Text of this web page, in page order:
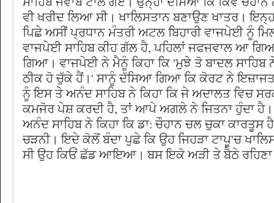
ਵੀ ਖਰੀਦ ਲਿਆ ਸੀ। ਖਾਲਿਸਤਾਨ ਬਣਾਉਣ ਖਾਤਰ।
ਪਿਛੇ ਅਸੀਂ ਪ੍ਰਧਾਨ ਮੰਤਰੀ ਅਟਲ ਬਿਹਾਰੀ ਵਾਜਪੇਈ ਨੂੰ
ਵਾਜਪੇਈ ਸਾਹਿਬ ਕੀਹ ਗੱਲ ਹੈ, ਪਹਿਲਾਂ ਜਫਜਵਾਲ ਆ
ਗਿਆ। ਵਾਜਪੇਈ ਨੇ ਮੈਨੂੰ ਕਿਹਾ ਕਿ 'ਮੁਝੇ ਤੋ ਬਾਦਲ ਸਾਹਿਬ
ਠੀਕ ਹੋ ਚੁੱਕੇ ਹੈਂ।' ਸਾਨੂੰ ਦੱਸਿਆ ਗਿਆ ਕਿ ਕੋਰਟ ਨੇ ਇਜ਼ਾਜਤ
ਨੂੰ ਇਸ ਤੇ ਅਨੰਦ ਸਾਹਿਬ ਨੇ ਕਿਹਾ ਕਿ ਜੇ ਅਦਾਲਤ ਵਿਚ
ਕਮਜੋਰ ਪੇਸ਼ ਕਰਦੀ ਹੈ, ਤਾਂ ਆਪੇ ਅਗਲੇ ਨੇ ਜਿਤਨਾ ਹੁੰਦਾ ਹੈ।
ਅਨੰਦ ਸਾਹਿਬ ਨੇ ਕਿਹਾ ਕਿ ਡਾ: ਚੌਹਾਨ ਚਲ ਚੁਕਾ ਕਾਰਤੂਸ
ਚੜਨੀ। ਇਦੇ ਕੋਲੋਂ ਬੰਦਾ ਪੁਛੇ ਕਿ ਉਹ ਜਿਹੜਾ ਟਾਪੂ'ਚ
ਸੀ ਉਹ ਕਿਓਂ ਛੱਡ ਆਇਆ। ਬਸ ਇਕੋ ਅੜੀ ਤੇ ਬੈਠੇ